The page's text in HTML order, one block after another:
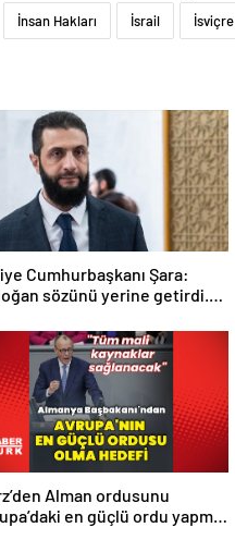
İnsan Hakları İsrail İsviçre
Cumhurbaşkanı Şara:
sözünü yerine getirdi.
Alman ordusunu
en güçlü ordu yapma